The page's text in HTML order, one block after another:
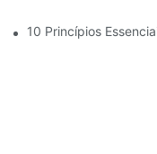
10 Princípios